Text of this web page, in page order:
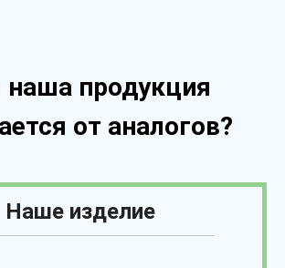
продукция
от аналогов?
Наше изделие